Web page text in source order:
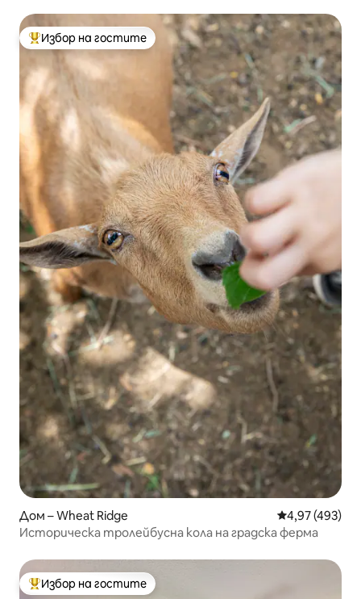
Най-популярен избор на гостите
Избор на гостите
Дом – Wheat Ridge Средна
4,97 (493)
Историческа тролейбусна кола на градска ферма
Най-популярен избор на гостите
Избор на гостите